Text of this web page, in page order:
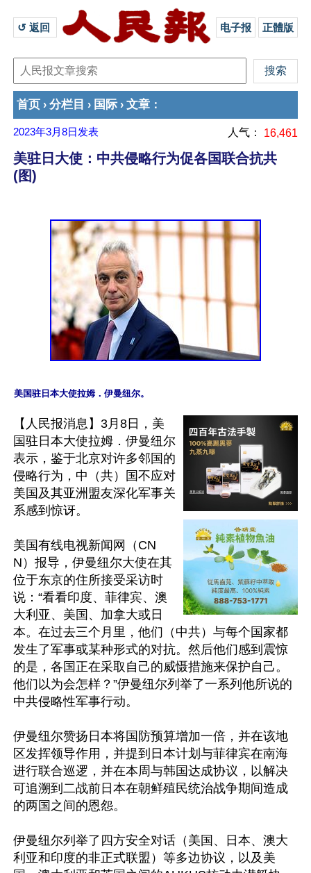
↺ 返回 电子报 正體版
首页 › 分栏目 › 国际 › 文章 ：
2023年3月8日 发表 人气： 16,461
美驻日大使：中共侵略行为促各国联合抗共
(图)
【人民报消息】3月8日，美
国驻日本大使拉姆．伊曼纽尔
表示，鉴于北京对许多邻国的
侵略行为，中（共）国不应对
美国及其亚洲盟友深化军事关
系感到惊讶。
美国有线电视新闻网（CN
N）报导，伊曼纽尔大使在其
位于东京的住所接受采访时
说：“看看印度、菲律宾、澳
大利亚、美国、加拿大或日
本。在过去三个月里，他们（中共）与每个国家都
发生了军事或某种形式的对抗。然后他们感到震惊
的是，各国正在采取自己的威慑措施来保护自己。
他们以为会怎样？”伊曼纽尔列举了一系列他所说的
中共侵略性军事行动。
伊曼纽尔赞扬日本将国防预算增加一倍，并在该地
区发挥领导作用，并提到日本计划与菲律宾在南海
进行联合巡逻，并在本周与韩国达成协议，以解决
可追溯到二战前日本在朝鲜殖民统治战争期间造成
的两国之间的恩怨。
伊曼纽尔列举了四方安全对话（美国、日本、澳大
利亚和印度的非正式联盟）等多边协议，以及美